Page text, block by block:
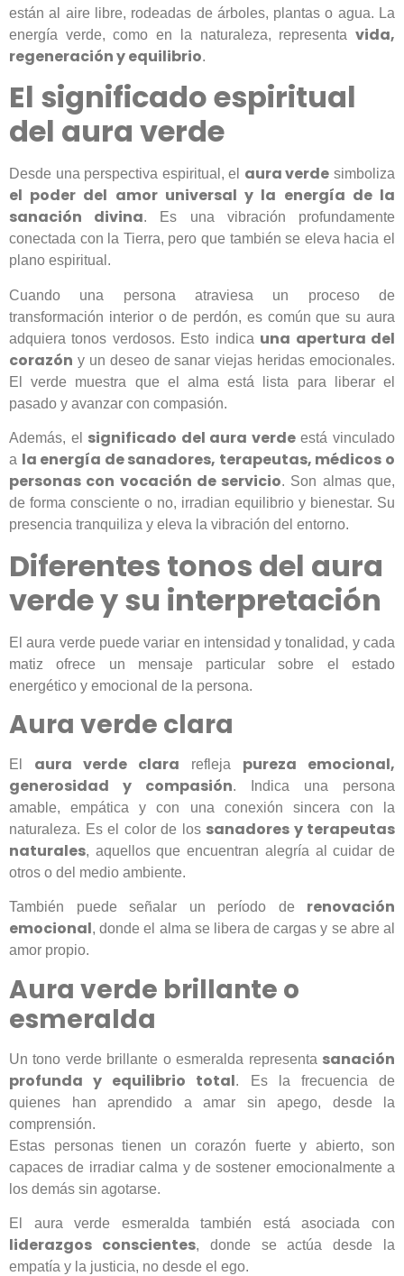
están al aire libre, rodeadas de árboles, plantas o agua. La
energía verde, como en la naturaleza, representa vida,
regeneración y equilibrio.
El significado espiritual
del aura verde
Desde una perspectiva espiritual, el aura verde simboliza
el poder del amor universal y la energía de la
sanación divina. Es una vibración profundamente
conectada con la Tierra, pero que también se eleva hacia el
plano espiritual.
Cuando una persona atraviesa un proceso de
transformación interior o de perdón, es común que su aura
adquiera tonos verdosos. Esto indica una apertura del
corazón y un deseo de sanar viejas heridas emocionales.
El verde muestra que el alma está lista para liberar el
pasado y avanzar con compasión.
Además, el significado del aura verdeestá vinculado
a la energía de sanadores, terapeutas, médicos o
personas con vocación de servicio. Son almas que,
de forma consciente o no, irradian equilibrio y bienestar. Su
presencia tranquiliza y eleva la vibración del entorno.
Diferentes tonos del aura
verde y su interpretación
El aura verde puede variar en intensidad y tonalidad, y cada
matiz ofrece un mensaje particular sobre el estado
energético y emocional de la persona.
Aura verde clara
El aura verde clara refleja pureza emocional,
generosidad y compasión. Indica una persona
amable, empática y con una conexión sincera con la
naturaleza. Es el color de los sanadores y terapeutas
naturales, aquellos que encuentran alegría al cuidar de
otros o del medio ambiente.
También puede señalar un período de renovación
emocional, donde el alma se libera de cargas y se abre al
amor propio.
Aura verde brillante o
esmeralda
Un tono verde brillante o esmeralda representa sanación
profunda y equilibrio total. Es la frecuencia de
quienes han aprendido a amar sin apego, desde la
comprensión.
Estas personas tienen un corazón fuerte y abierto, son
capaces de irradiar calma y de sostener emocionalmente a
los demás sin agotarse.
El aura verde esmeralda también está asociada con
liderazgos conscientes, donde se actúa desde la
empatía y la justicia, no desde el ego.